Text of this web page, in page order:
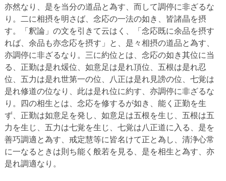
亦然なり、是を当分の道品と為す、而して調停に非ざるな
り。二に相摂を明さば、念応の一法の如き、皆諸晶を摂
す。「釈論」の文を引きて云はく、「念応既に余品を摂す
れば、余品も亦念応を摂す」と、是々相摂の道品と為す、
亦調停に非ざるなり。三に約位とは、念応の如き其位に当
る、正勤は是れ煖位、如意足は是れ頂位、五根は是れ忍
位、五力は是れ世第一の位、八正は是れ見謗の位、七覚は
是れ修道の位なり、此は是れ位に約す、亦調停に非ざるな
り。四の相生とは、念応を修するが如き、能く正勤を生
ず、正勤は如意足を発し、如意足は五根を生じ、五根は五
力を生じ、五力は七覚を生じ、七覚は八正道に入る、是を
善巧調適と為す、戒定慧等に皆名けて正と為し、清浄心常
に一なるときは則ち能く般若を見る、是を相生と為す、亦
是れ調適なり。